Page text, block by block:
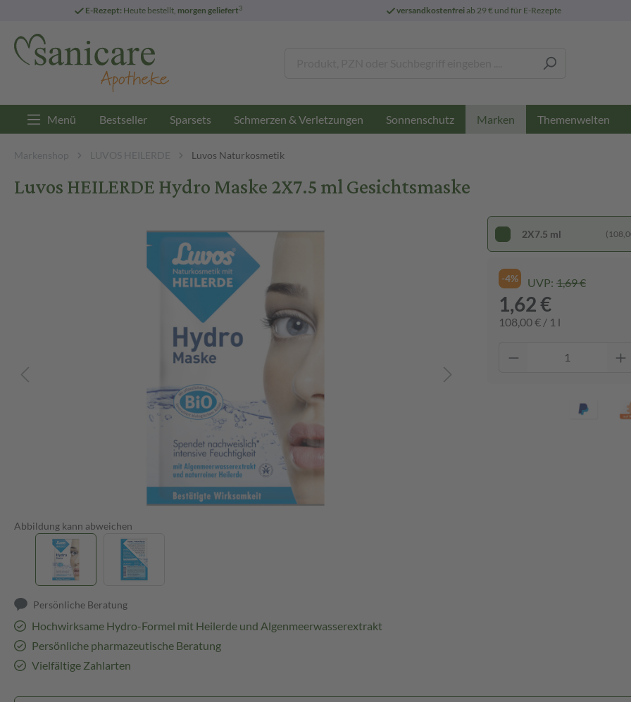
E-Rezept: Heute bestellt, morgen geliefert3 versandkostenfreiab 29 € und für E-Rezepte
Menü Bestseller Sparsets Schmerzen & Verletzungen Sonnenschutz Marken Themenwelten
Markenshop LUVOS HEILERDE Luvos Naturkosmetik
Luvos HEILERDE Hydro Maske 2X7.5 ml Gesichtsmaske
Abbildung kann abweichen
Persönliche Beratung
Hochwirksame Hydro-Formel mit Heilerde und Algenmeerwasserextrakt
Persönliche pharmazeutische Beratung
Vielfältige Zahlarten
2X7.5 ml
-4% UVP: 1,69 €
1,62 €
108,00 € / 1 l